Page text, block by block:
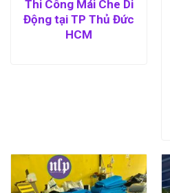
Thi Công Mái Che Di
Động tại TP Thủ Đức
HCM